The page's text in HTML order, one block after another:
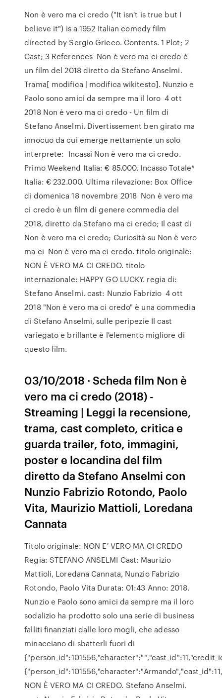
Non è vero ma ci credo ("It isn't is true but I
believe it") is a 1952 Italian comedy film
directed by Sergio Grieco. Contents. 1 Plot; 2
Cast; 3 References Non è vero ma ci credo è
un film del 2018 diretto da Stefano Anselmi.
Trama[ modifica | modifica wikitesto]. Nunzio e
Paolo sono amici da sempre ma il loro 4 ott
2018 Non è vero ma ci credo - Un film di
Stefano Anselmi. Divertissement ben girato ma
innocuo da cui emerge nettamente un solo
interprete: Incassi Non è vero ma ci credo.
Primo Weekend Italia: € 85.000. Incasso Totale*
Italia: € 232.000. Ultima rilevazione: Box Office
di domenica 18 novembre 2018 Non è vero ma
ci credo è un film di genere commedia del
2018, diretto da Stefano ma ci credo; Il cast di
Non è vero ma ci credo; Curiosità su Non è vero
ma ci Non è vero ma ci credo. titolo originale:
NON È VERO MA CI CREDO. titolo
internazionale: HAPPY GO LUCKY. regia di:
Stefano Anselmi. cast: Nunzio Fabrizio 4 ott
2018 "Non è vero ma ci credo" è una commedia
di Stefano Anselmi, sulle peripezie Il cast
variegato e brillante è l'elemento migliore di
questo film.
03/10/2018 · Scheda film Non è
vero ma ci credo (2018) -
Streaming | Leggi la recensione,
trama, cast completo, critica e
guarda trailer, foto, immagini,
poster e locandina del film
diretto da Stefano Anselmi con
Nunzio Fabrizio Rotondo, Paolo
Vita, Maurizio Mattioli, Loredana
Cannata
Titolo originale: NON E' VERO MA CI CREDO
Regia: STEFANO ANSELMI Cast: Maurizio
Mattioli, Loredana Cannata, Nunzio Fabrizio
Rotondo, Paolo Vita Durata: 01:43 Anno: 2018.
Nunzio e Paolo sono amici da sempre ma il loro
sodalizio ha prodotto solo una serie di business
falliti finanziati dalle loro mogli, che adesso
minacciano di sbatterli fuori di
NON È VERO MA CI CREDO. Stefano Anselmi.